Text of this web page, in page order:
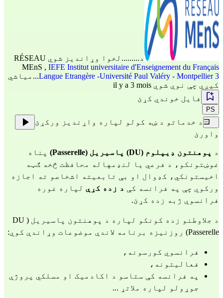
د.........لخوا وړاندیز شوي RÉSEAU
MEnS , IEFE Institut universitaire d'Enseignement du Français
Langue Etrangère -Université Paul Valéry - Montpellier 3...میاشي
کیږي چې نوي شوي il y a 3 mois
فایل خوندي کړئ
PS
د خدماتو د ښه کولو لپاره واړندیز ورکړئ
واورئ
د پوهنتون ډیپلوم (DU) پاسیریل (Passerelle)
پناه
غوښتونکو، د فرعي یا لنډمهاله محافظت څخه ګټه
اخیستونکي، کډوال او بې تابعیته اشخاصو ته اجازه
ورکوي چې په فرانسه کې د زده کړې لپاره غوره
فرانسوي ژبه زده کړئ.
د جلاوطنو زده کونکو لپاره د پوهنتون پاسیریل ( DU
Passerelle) روزنیزه برنامه لاندې موضوعات وړاندې کوي:
فرانسوي کورسونه،
فعالیتونه،
په فرانسه کې ستاسو د اکادمیک او مسلکي پروژې
جوړولو لپاره ملاتړ ...